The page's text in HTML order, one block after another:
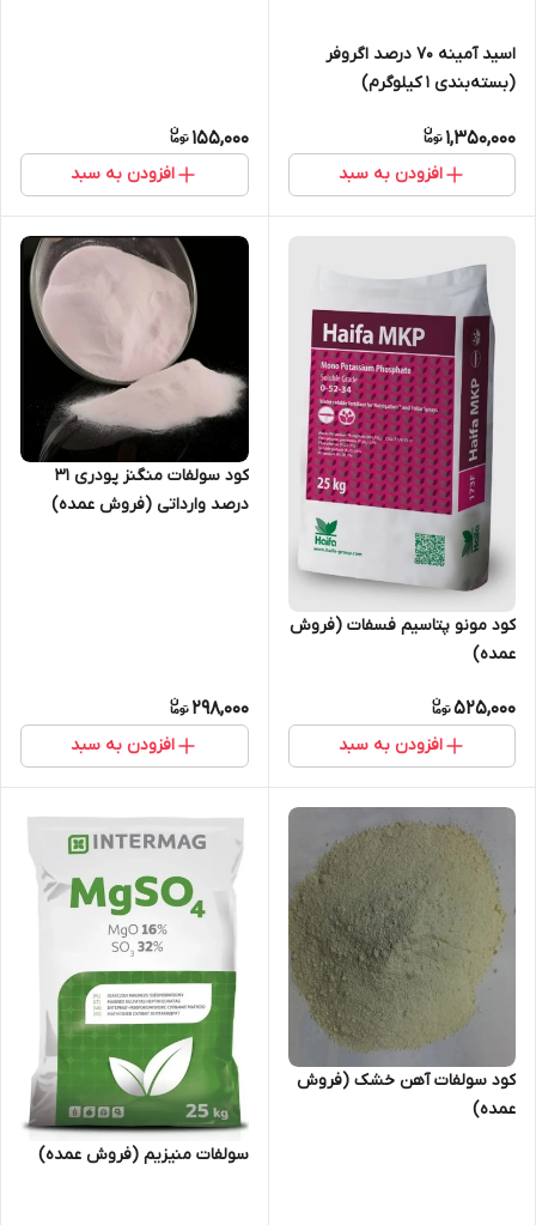
اسید آمینه 70 درصد اگروفر
(بسته‌بندی 1 کیلوگرم)
1,350,000
افزودن به سبد
155,000
افزودن به سبد
کود مونو پتاسیم فسفات (فروش
عمده)
525,000
افزودن به سبد
کود سولفات منگنز پودری 31
درصد وارداتی (فروش عمده)
298,000
افزودن به سبد
کود سولفات آهن خشک (فروش
عمده)
سولفات منیزیم (فروش عمده)